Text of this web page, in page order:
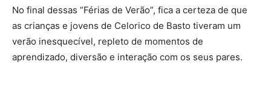
No final dessas “Férias de Verão”, fica a certeza de que
as crianças e jovens de Celorico de Basto tiveram um
verão inesquecível, repleto de momentos de
aprendizado, diversão e interação com os seus pares.